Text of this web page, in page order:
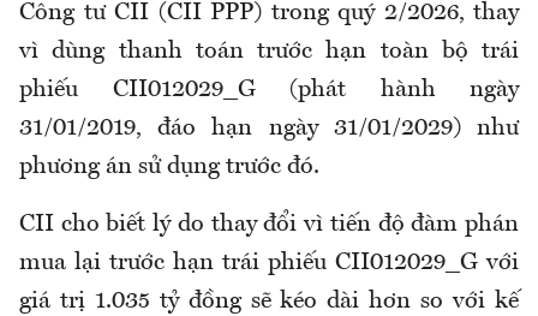
Công tư CII (CII PPP) trong quý 2/2026, thay
vì dùng thanh toán trước hạn toàn bộ trái
phiếu CII012029_G (phát hành ngày
31/01/2019, đáo hạn ngày 31/01/2029) như
phương án sử dụng trước đó.
CII cho biết lý do thay đổi vì tiến độ đàm phán
mua lại trước hạn trái phiếu CII012029_G với
giá trị 1.035 tỷ đồng sẽ kéo dài hơn so với kế